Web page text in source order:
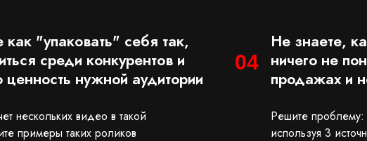
как "упаковать" себя так,
среди конкурентов и
нужной аудитории
нескольких видео в такой
примеры таких роликов
Не знаете,
ничего не
продажах и
Решите проблему:
используя 3
04